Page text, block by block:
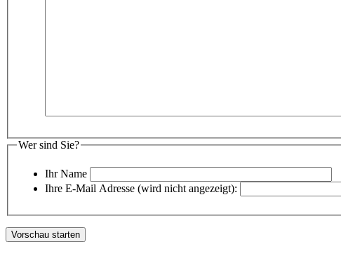
Wer sind Sie?
Ihr Name
Ihre E-Mail Adresse (wird nicht angezeigt):